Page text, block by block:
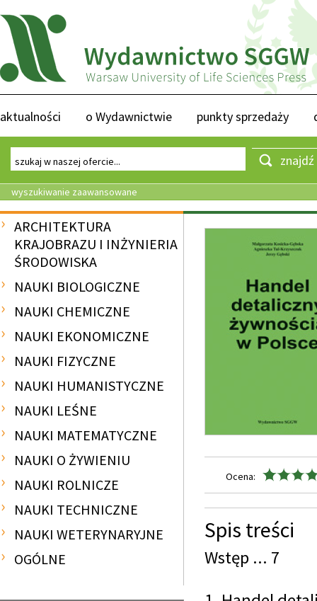
aktualności o Wydawnictwie punkty sprzedaży
znajdź
wyszukiwanie zaawansowane
ARCHITEKTURA
KRAJOBRAZU I INŻYNIERIA
ŚRODOWISKA
NAUKI BIOLOGICZNE
NAUKI CHEMICZNE
NAUKI EKONOMICZNE
NAUKI FIZYCZNE
NAUKI HUMANISTYCZNE
NAUKI LEŚNE
NAUKI MATEMATYCZNE
NAUKI O ŻYWIENIU
NAUKI ROLNICZE
NAUKI TECHNICZNE
NAUKI WETERYNARYJNE
OGÓLNE
Ocena:
Spis treści
Wstęp ... 7